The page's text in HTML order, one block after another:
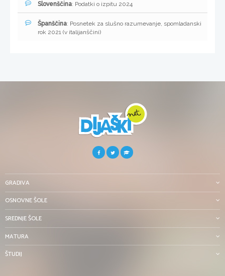
Slovenščina: Podatki o izpitu 2024
Španščina: Posnetek za slušno razumevanje, spomladanski
rok 2021 (v italijanščini)
GRADIVA
OSNOVNE ŠOLE
SREDNJE ŠOLE
MATURA
ŠTUDIJ